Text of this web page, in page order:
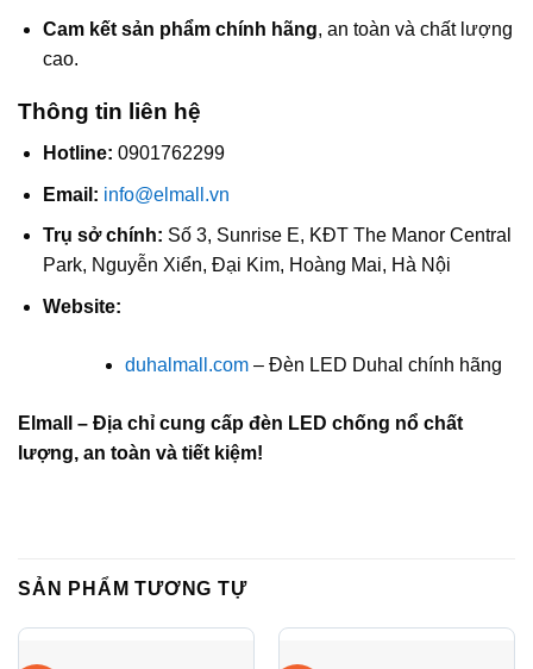
Cam kết sản phẩm chính hãng, an toàn và chất lượng
cao.
Thông tin liên hệ
Hotline: 0901762299
Email: info@elmall.vn
Trụ sở chính: Số 3, Sunrise E, KĐT The Manor Central
Park, Nguyễn Xiển, Đại Kim, Hoàng Mai, Hà Nội
Website:
duhalmall.com– Đèn LED Duhal chính hãng
Elmall – Địa chỉ cung cấp đèn LED chống nổ chất
lượng, an toàn và tiết kiệm!
SẢN PHẨM TƯƠNG TỰ